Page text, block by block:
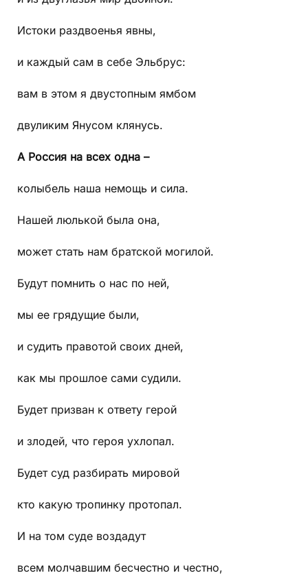
Истоки раздвоенья явны,
и каждый сам в себе Эльбрус:
вам в этом я двустопным ямбом
двуликим Янусом клянусь.
А Россия на всех одна –
колыбель наша немощь и сила.
Нашей люлькой была она,
может стать нам братской могилой.
Будут помнить о нас по ней,
мы ее грядущие были,
и судить правотой своих дней,
как мы прошлое сами судили.
Будет призван к ответу герой
и злодей, что героя ухлопал.
Будет суд разбирать мировой
кто какую тропинку протопал.
И на том суде воздадут
всем молчавшим бесчестно и честно,